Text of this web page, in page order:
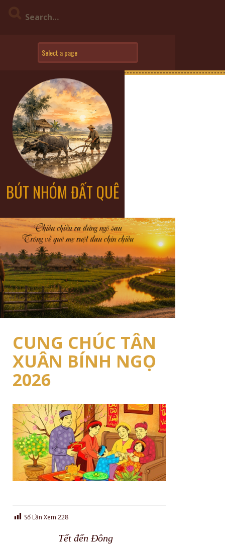
BÚT NHÓM ĐẤT QUÊ
CUNG CHÚC TÂN
XUÂN BÍNH NGỌ
2026
Số Lần Xem 228
Tết đến Đông